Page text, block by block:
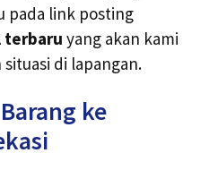
pada link posting
terbaru yang akan kami
di lapangan.
ke